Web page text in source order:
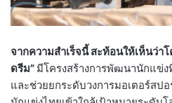
จากความสำเร็จนี้ สะท้อนให้เห็นว่าโ
ดรีม” มีโครงสร้างการพัฒนานักแข่
และช่วยยกระดับวงการมอเตอร์สป